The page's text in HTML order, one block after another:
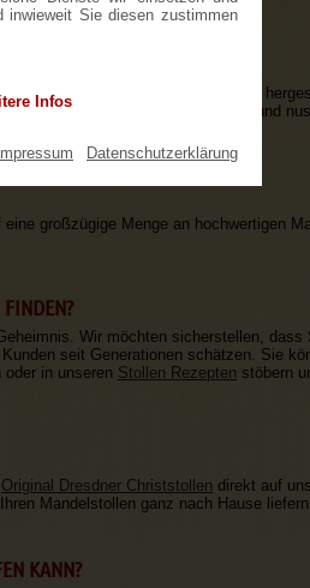
inwieweit Sie diesen zustimmen
Infos
Datenschutzerklärung
wird nach einem speziellen Rezept
Dadurch entsteht ein saftiger und
großzügige Menge an hochwertigen
Wir möchten sicherstellen, dass
seit Generationen schätzen. Sie
in unseren Stollen Rezepten stöbern
Original Dresdner Christstollen direkt auf
Mandelstollen ganz nach Hause
KANN?